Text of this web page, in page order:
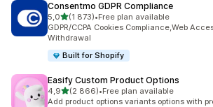
Consentmo GDPR Compliance
5,0z 5 hvězd
(1 873)
Celkový počet recenzí: 1873
•Free plan available
GDPR/CCPA Cookies Compliance,Web
Withdrawal
Built for Shopify
Easify Custom Product Options
4,9z 5 hvězd
(2 866)
Celkový počet recenzí: 2866
•Free plan available
Add product options variants options with